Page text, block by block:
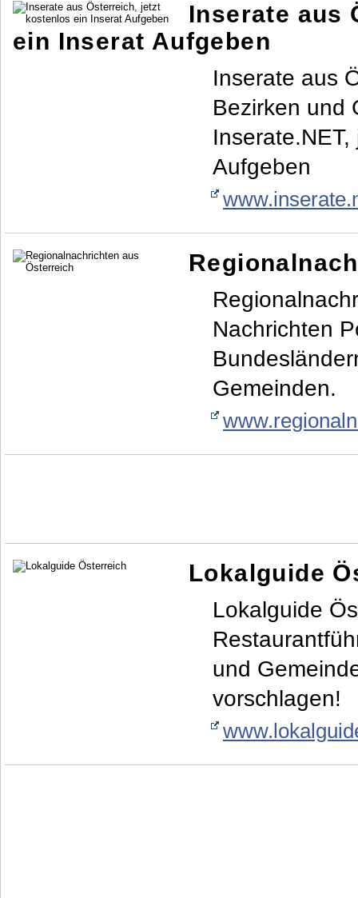
Inserate aus
ein Inserat Aufgeben
Inserate aus
Bezirken und
Aufgeben
Nachrichten
Gemeinden.
Lokalguide
Lokalguide
und
vorschlagen!